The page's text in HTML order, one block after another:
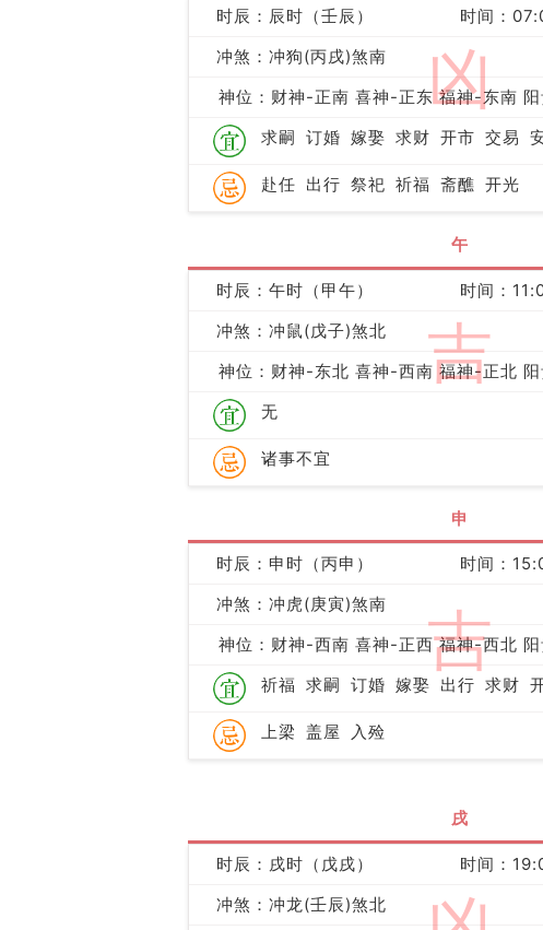
凶
时辰：辰时（壬辰）
时间：
冲煞：冲狗(丙戌)煞南
神位：财神-正南 喜神-正东 福神-东南
求嗣 订婚 嫁娶 求财 开市 交易
赴任 出行 祭祀 祈福 斋醮 开光
午
吉
时辰：午时（甲午）
时间：
冲煞：冲鼠(戊子)煞北
神位：财神-东北 喜神-西南 福神-正北
无
诸事不宜
申
吉
时辰：申时（丙申）
时间：
冲煞：冲虎(庚寅)煞南
神位：财神-西南 喜神-正西 福神-西北
祈福 求嗣 订婚 嫁娶 出行 求财
上梁 盖屋 入殓
戌
时辰：戌时（戊戌）
时间：
冲煞：冲龙(壬辰)煞北